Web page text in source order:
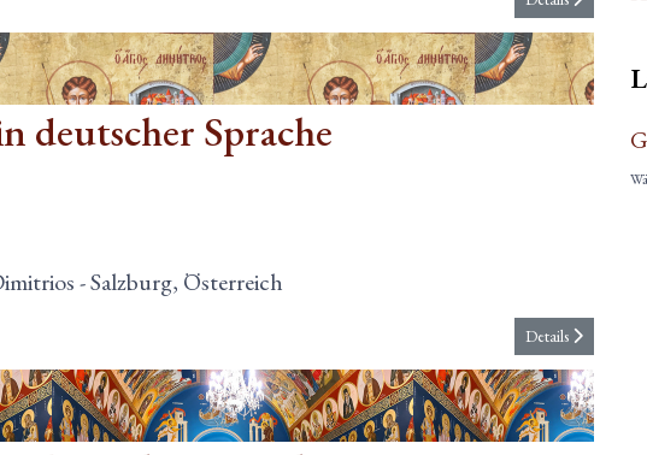
deutscher Sprache
-Salzburg, Österreich
Details